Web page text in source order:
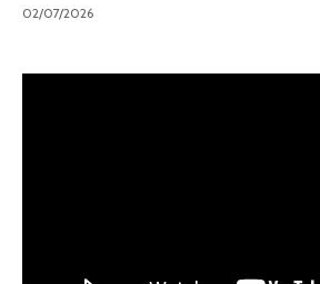
02/07/2026